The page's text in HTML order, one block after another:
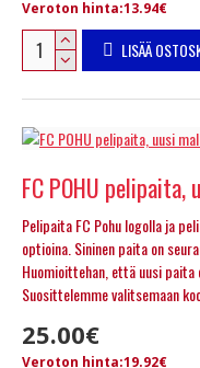
Veroton hinta:13.94€
LISÄÄ
FC POHU
Pelipaita FC Pohu logolla ja
optioina. Sininen paita on
Huomioittehan, että uusi paita
Suosittelemme valitsemaan
25.00€
Veroton hinta:19.92€